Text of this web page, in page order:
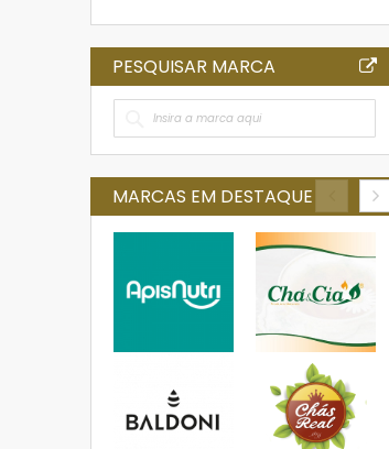
PESQUISAR MARCA
MARCAS EM DESTAQUE